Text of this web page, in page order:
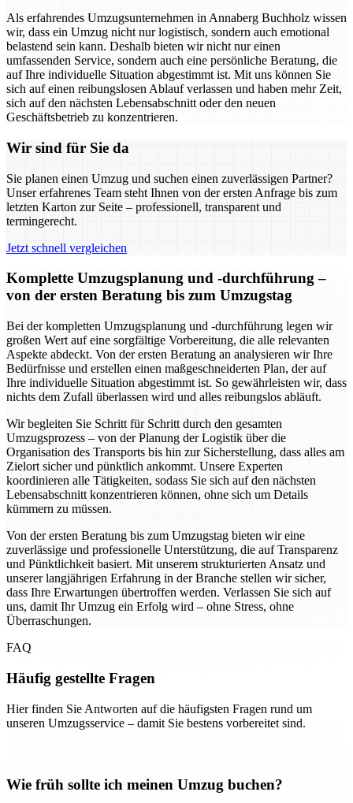
Als erfahrendes Umzugsunternehmen in Annaberg Buchholz wissen
wir, dass ein Umzug nicht nur logistisch, sondern auch emotional
belastend sein kann. Deshalb bieten wir nicht nur einen
umfassenden Service, sondern auch eine persönliche Beratung, die
auf Ihre individuelle Situation abgestimmt ist. Mit uns können Sie
sich auf einen reibungslosen Ablauf verlassen und haben mehr Zeit,
sich auf den nächsten Lebensabschnitt oder den neuen
Geschäftsbetrieb zu konzentrieren.
Wir sind für Sie da
Sie planen einen Umzug und suchen einen zuverlässigen Partner?
Unser erfahrenes Team steht Ihnen von der ersten Anfrage bis zum
letzten Karton zur Seite – professionell, transparent und
termingerecht.
Jetzt schnell vergleichen
Komplette Umzugsplanung und -durchführung –
von der ersten Beratung bis zum Umzugstag
Bei der kompletten Umzugsplanung und -durchführung legen wir
großen Wert auf eine sorgfältige Vorbereitung, die alle relevanten
Aspekte abdeckt. Von der ersten Beratung an analysieren wir Ihre
Bedürfnisse und erstellen einen maßgeschneiderten Plan, der auf
Ihre individuelle Situation abgestimmt ist. So gewährleisten wir, dass
nichts dem Zufall überlassen wird und alles reibungslos abläuft.
Wir begleiten Sie Schritt für Schritt durch den gesamten
Umzugsprozess – von der Planung der Logistik über die
Organisation des Transports bis hin zur Sicherstellung, dass alles am
Zielort sicher und pünktlich ankommt. Unsere Experten
koordinieren alle Tätigkeiten, sodass Sie sich auf den nächsten
Lebensabschnitt konzentrieren können, ohne sich um Details
kümmern zu müssen.
Von der ersten Beratung bis zum Umzugstag bieten wir eine
zuverlässige und professionelle Unterstützung, die auf Transparenz
und Pünktlichkeit basiert. Mit unserem strukturierten Ansatz und
unserer langjährigen Erfahrung in der Branche stellen wir sicher,
dass Ihre Erwartungen übertroffen werden. Verlassen Sie sich auf
uns, damit Ihr Umzug ein Erfolg wird – ohne Stress, ohne
Überraschungen.
FAQ
Häufig gestellte Fragen
Hier finden Sie Antworten auf die häufigsten Fragen rund um
unseren Umzugsservice – damit Sie bestens vorbereitet sind.
Wie früh sollte ich meinen Umzug buchen?